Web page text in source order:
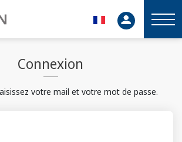
Connexion
votre mail et votre mot de passe.